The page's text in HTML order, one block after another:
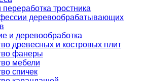
переработка тростника
деревообрабатывающих
и деревообработка
древесных и костровых плит
фанеры
мебели
спичек